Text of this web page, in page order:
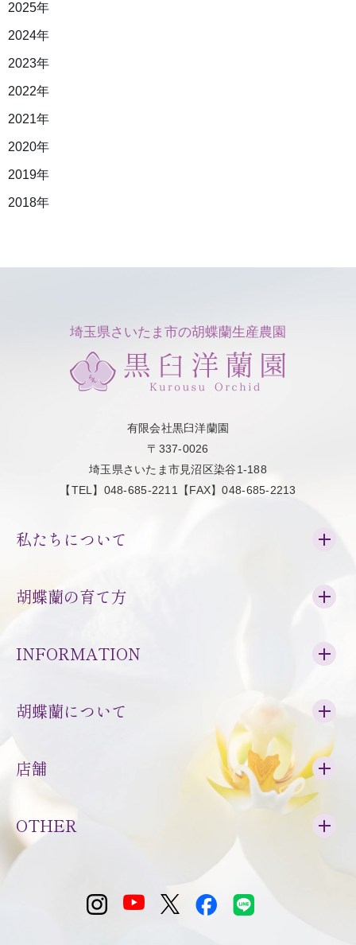
2025年
2024年
2023年
2022年
2021年
2020年
2019年
2018年
埼玉県さいたま市の胡蝶蘭生産農園
有限会社黒臼洋蘭園
〒337-0026
埼玉県さいたま市見沼区染谷1-188
【TEL】048-685-2211【FAX】048-685-2213
私たちについて
胡蝶蘭の育て方
INFORMATION
胡蝶蘭について
店舗
OTHER